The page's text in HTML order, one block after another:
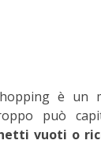
è un
può
vuoti o